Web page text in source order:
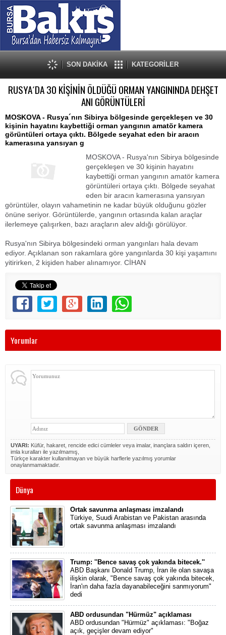
SON DAKİKA KATEGORİLER
RUSYA´DA 30 KİŞİNİN ÖLDÜĞÜ ORMAN YANGININDA DEHŞET
ANI GÖRÜNTÜLERİ
MOSKOVA - Rusya´nın Sibirya bölgesinde gerçekleşen ve 30
kişinin hayatını kaybettiği orman yangının amatör kamera
görüntüleri ortaya çıktı. Bölgede seyahat eden bir aracın
kamerasına yansıyan g
MOSKOVA - Rusya'nın Sibirya bölgesinde
gerçekleşen ve 30 kişinin hayatını
kaybettiği orman yangının amatör kamera
görüntüleri ortaya çıktı. Bölgede seyahat
eden bir aracın kamerasına yansıyan
görüntüler, olayın vahametinin ne kadar büyük olduğunu gözler
önüne seriyor. Görüntülerde, yangının ortasında kalan araçlar
ilerlemeye çalışırken, bazı araçların alev aldığı görülüyor.
Rusya'nın Sibirya bölgesindeki orman yangınları hala devam
ediyor. Açıklanan son rakamlara göre yangınlarda 30 kişi yaşamını
yitirirken, 2 kişiden haber alınamıyor. CİHAN
Yorumlar
UYARI: Küfür, hakaret, rencide edici cümleler veya imalar, inançlara saldırı içeren,
imla kuralları ile yazılmamış,
Türkçe karakter kullanılmayan ve büyük harflerle yazılmış yorumlar
onaylanmamaktadır.
Dünya
Ortak savunma anlaşması imzalandı
Türkiye, Suudi Arabistan ve Pakistan arasında
ortak savunma anlaşması imzalandı
Trump: ''Bence savaş çok yakında bitecek.''
ABD Başkanı Donald Trump, İran ile olan savaşa
ilişkin olarak, "Bence savaş çok yakında bitecek,
İran'ın daha fazla dayanabileceğini sanmıyorum"
dedi
ABD ordusundan "Hürmüz" açıklaması
ABD ordusundan "Hürmüz" açıklaması: "Boğaz
açık, geçişler devam ediyor"